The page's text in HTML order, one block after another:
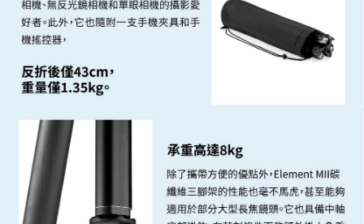
「AFTEE先享後付」，若未經同意申辦者引起之損失，本公司不負相關責
任。
４．使用「AFTEE先享後付」時，將依據個別帳號之用戶狀況，依本公司即
時審查核予不同之上限額度；若仍有額度不足之情形，本公司將視審查結果
請求用戶進行身份認證。
５．嚴禁一人註冊多個帳號或使用他人資訊註冊。若發現惡意使用之情形，
恩沛科技股份有限公司將有權停止該用戶之使用額度並採取法律行動。